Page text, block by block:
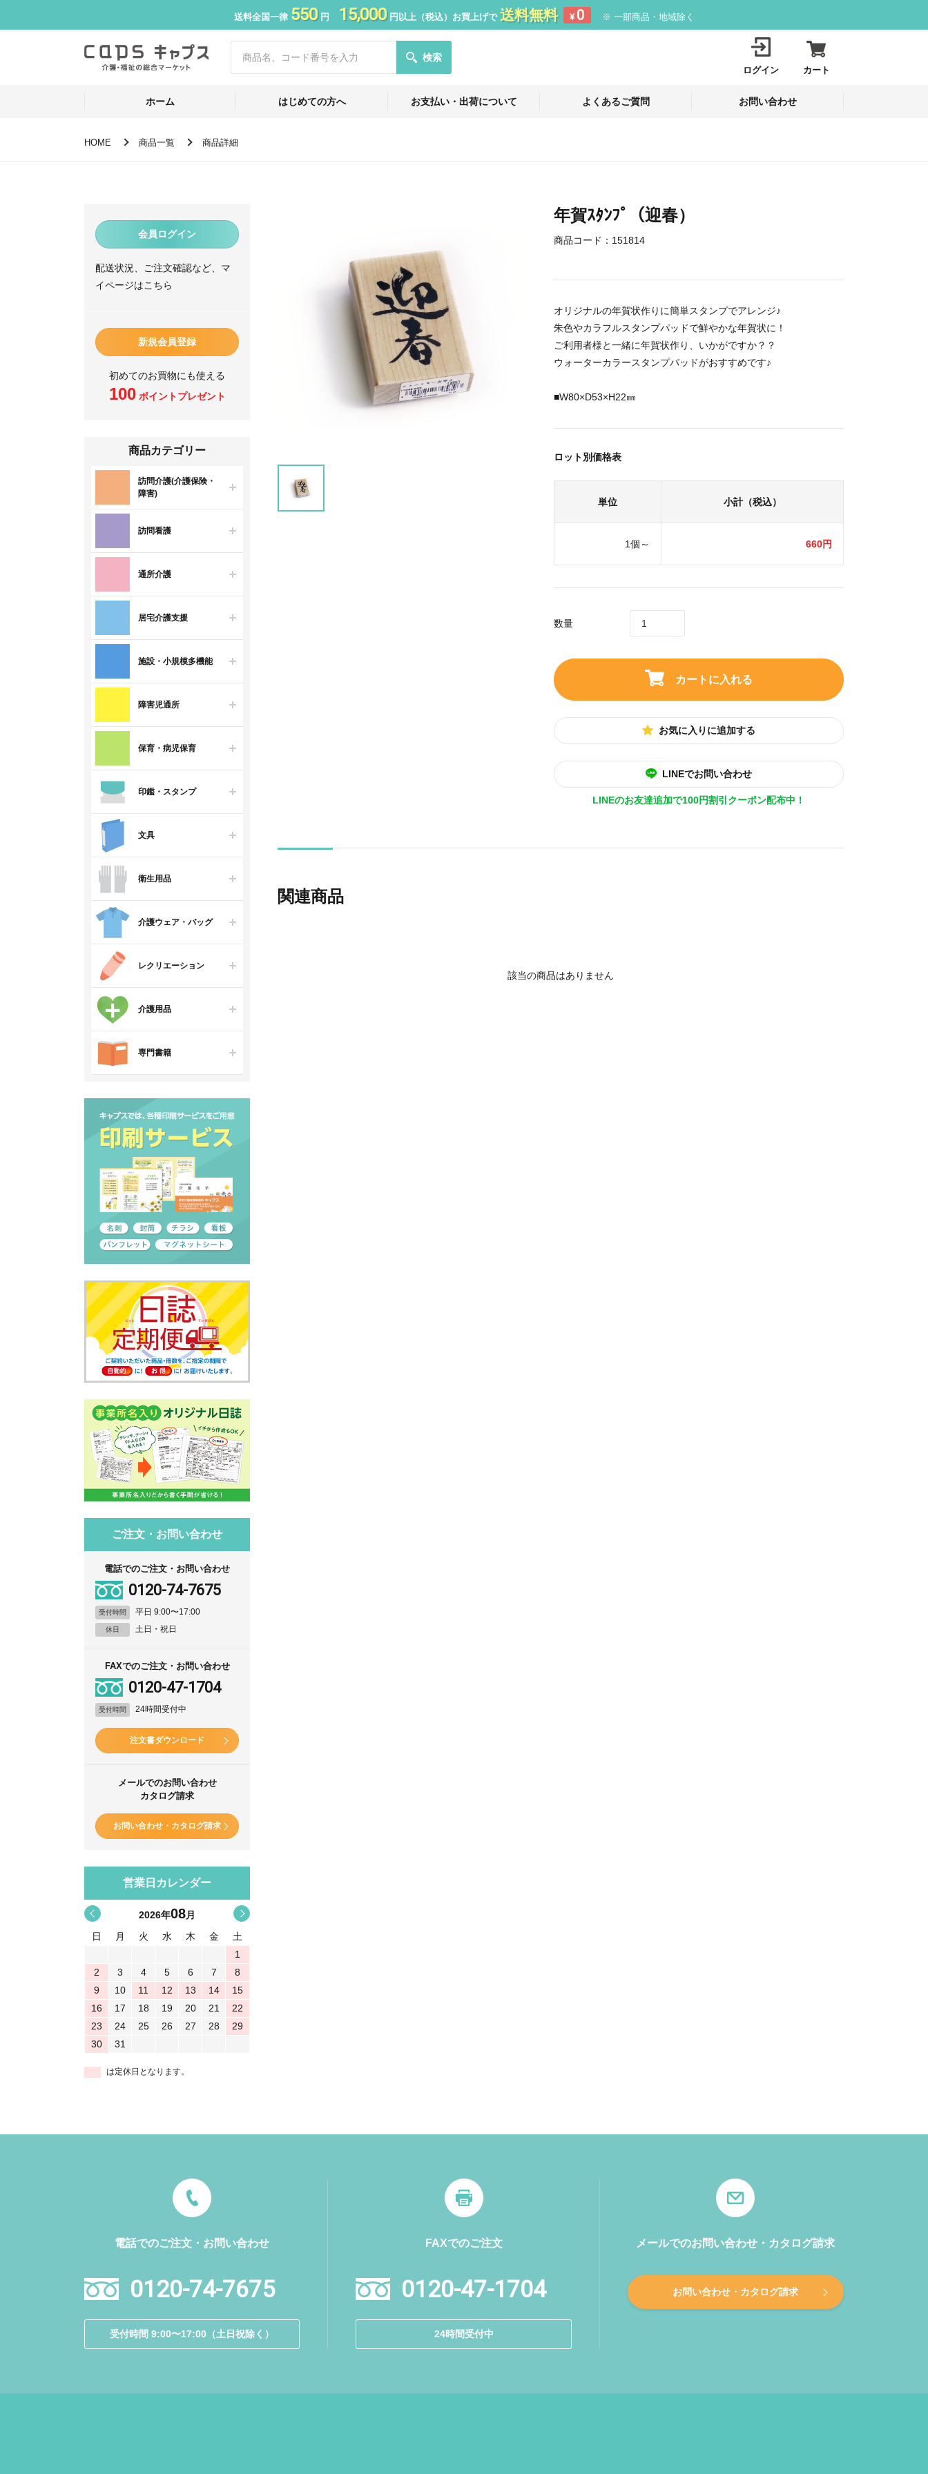
送料全国一律 550円 15,000円以上（税込）お買上げで 送料無料 ¥ 0 ※ 一部商品・地域除く
検索
ログイン カート
ホーム はじめての方へ お支払い・出荷について よくあるご質問 お問い合わせ
HOME 商品一覧 商品詳細
会員ログイン
配送状況、ご注文確認など、マ
イページはこちら
新規会員登録
初めてのお買物にも使える
100ポイントプレゼント
商品カテゴリー
訪問介護(介護保険・
障害)
訪問看護
通所介護
居宅介護支援
施設・小規模多機能
障害児通所
保育・病児保育
印鑑・スタンプ
文具
衛生用品
介護ウェア・バッグ
レクリエーション
介護用品
専門書籍
ご注文・お問い合わせ
電話でのご注文・お問い合わせ
0120-74-7675
受付時間 平日 9:00〜17:00
休日 土日・祝日
FAXでのご注文・お問い合わせ
0120-47-1704
受付時間 24時間受付中
注文書ダウンロード
メールでのお問い合わせ
カタログ請求
お問い合わせ・カタログ請求
営業日カレンダー
< 2026年08月
日
月 火 水 木 金
土
1
2
3 4 5 6 7
8
9
10 11 12 13 14
15
16
17 18 19 20 21
22
23
24 25 26 27 28
29
30
31
は定休日となります。
年賀ｽﾀﾝﾌﾟ（迎春）
商品コード： 151814
オリジナルの年賀状作りに簡単スタンプでアレンジ♪
朱色やカラフルスタンプパッドで鮮やかな年賀状に！
ご利用者様と一緒に年賀状作り、いかがですか？？
ウォーターカラースタンプパッドがおすすめです♪
■W80×D53×H22㎜
ロット別価格表
単位 小計（税込）
1個～ 660円
数量
カートに入れる
お気に入りに追加する
LINEでお問い合わせ
LINEのお友達追加で100円割引クーポン配布中！
関連商品
該当の商品はありません
電話でのご注文・お問い合わせ
0120-74-7675
受付時間 9:00〜17:00（土日祝除く）
FAXでのご注文
0120-47-1704
24時間受付中
メールでのお問い合わせ・カタログ請求
お問い合わせ・カタログ請求